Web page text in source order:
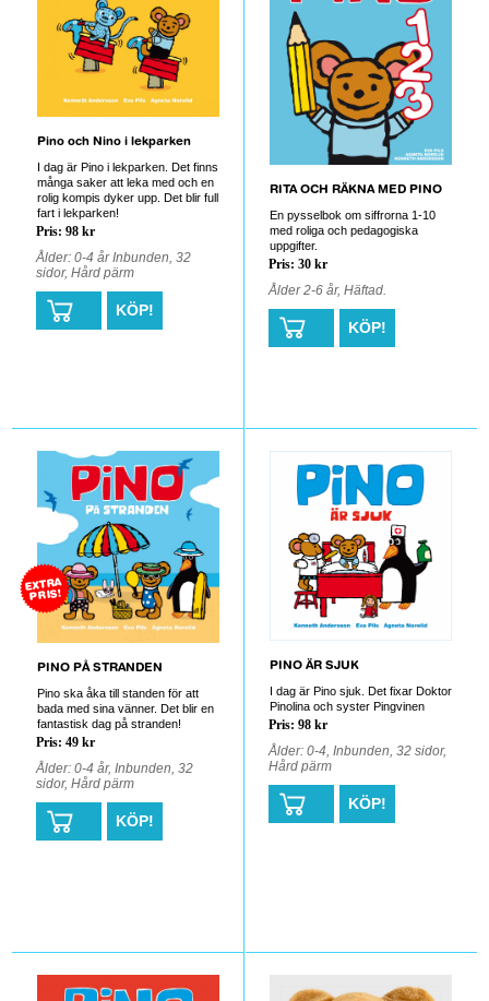
Pino och Nino i lekparken
I dag är Pino i lekparken. Det finns
många saker att leka med och en
rolig kompis dyker upp. Det blir full
fart i lekparken!
Pris: 98 kr
Ålder: 0-4 år Inbunden, 32
sidor, Hård pärm
KÖP!
EXTRA
PRIS!
PINO PÅ STRANDEN
Pino ska åka till standen för att
bada med sina vänner. Det blir en
fantastisk dag på stranden!
Pris: 49 kr
Ålder: 0-4 år, Inbunden, 32
sidor, Hård pärm
KÖP!
RITA OCH RÄKNA MED PINO
En pysselbok om siffrorna 1-10
med roliga och pedagogiska
uppgifter.
Pris: 30 kr
Ålder 2-6 år, Häftad.
KÖP!
PINO ÄR SJUK
I dag är Pino sjuk. Det fixar Doktor
Pinolina och syster Pingvinen
Pris: 98 kr
Ålder: 0-4, Inbunden, 32 sidor,
Hård pärm
KÖP!